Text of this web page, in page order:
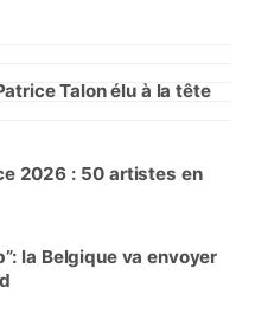
Talon élu à la tête
2026 : 50 artistes en
la Belgique va envoyer